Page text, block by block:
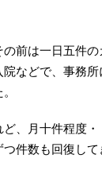
前は一日五件
などで、事務
、月十件程度
件数も回復し